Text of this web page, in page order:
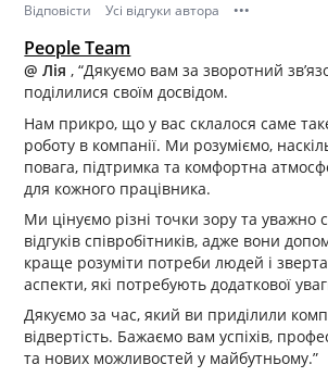
Відповісти Усі відгуки автора •••
People Team
@ Лія, “Дякуємо вам за зворотний
поділилися своїм досвідом.
Нам прикро, що у вас склалося саме
роботу в компанії. Ми розуміємо,
повага, підтримка та комфортна
для кожного працівника.
Ми цінуємо різні точки зору та уважно
відгуків співробітників, адже вони
краще розуміти потреби людей і
аспекти, які потребують додаткової
Дякуємо за час, який ви приділили
відвертість. Бажаємо вам успіхів,
та нових можливостей у майбутньому.”